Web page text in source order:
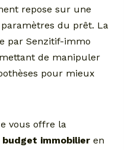
repose sur une
du prêt. La
par Senzitif-immo
de manipuler
pour mieux
vous offre la
budget immobilier en